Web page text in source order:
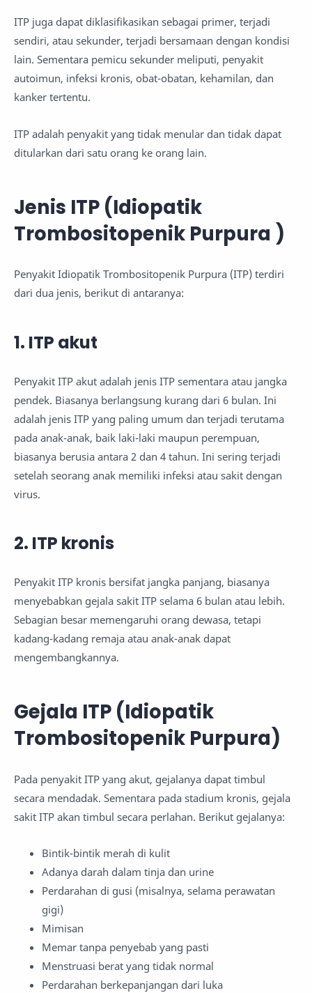
ITP juga dapat diklasifikasikan sebagai primer, terjadi
sendiri, atau sekunder, terjadi bersamaan dengan kondisi
lain. Sementara pemicu sekunder meliputi, penyakit
autoimun, infeksi kronis, obat-obatan, kehamilan, dan
kanker tertentu.
ITP adalah penyakit yang tidak menular dan tidak dapat
ditularkan dari satu orang ke orang lain.
Jenis ITP (Idiopatik
Trombositopenik Purpura )
Penyakit Idiopatik Trombositopenik Purpura (ITP) terdiri
dari dua jenis, berikut di antaranya:
1. ITP akut
Penyakit ITP akut adalah jenis ITP sementara atau jangka
pendek. Biasanya berlangsung kurang dari 6 bulan. Ini
adalah jenis ITP yang paling umum dan terjadi terutama
pada anak-anak, baik laki-laki maupun perempuan,
biasanya berusia antara 2 dan 4 tahun. Ini sering terjadi
setelah seorang anak memiliki infeksi atau sakit dengan
virus.
2. ITP kronis
Penyakit ITP kronis bersifat jangka panjang, biasanya
menyebabkan gejala sakit ITP selama 6 bulan atau lebih.
Sebagian besar memengaruhi orang dewasa, tetapi
kadang-kadang remaja atau anak-anak dapat
mengembangkannya.
Gejala ITP (Idiopatik
Trombositopenik Purpura)
Pada penyakit ITP yang akut, gejalanya dapat timbul
secara mendadak. Sementara pada stadium kronis, gejala
sakit ITP akan timbul secara perlahan. Berikut gejalanya:
Bintik-bintik merah di kulit
Adanya darah dalam tinja dan urine
Perdarahan di gusi (misalnya, selama perawatan
gigi)
Mimisan
Memar tanpa penyebab yang pasti
Menstruasi berat yang tidak normal
Perdarahan berkepanjangan dari luka